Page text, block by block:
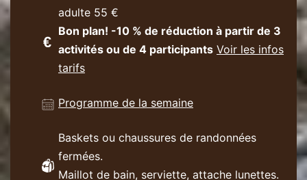
adulte 55 €
Bon plan! -10 % de réduction à partir de 3
activités ou de 4 participants Voir les infos
tarifs
Programme de la semaine
Baskets ou chaussures de randonnées
fermées.
Maillot de bain, serviette, attache lunettes.